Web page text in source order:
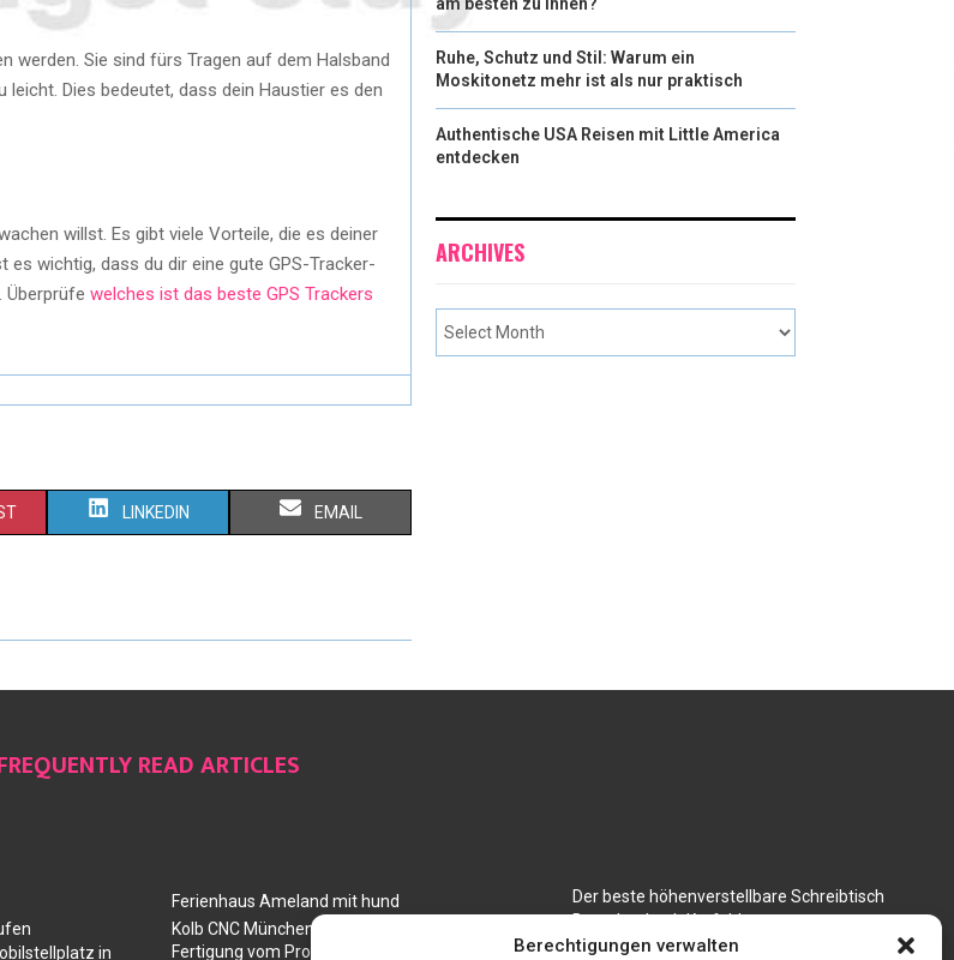
Berechtigungen verwalten
werden. Sie sind fürs Tragen auf dem Halsband
Dies bedeutet, dass dein Haustier es den
willst. Es gibt viele Vorteile, die es deiner
wichtig, dass du dir eine gute GPS-Tracker-
Überprüfe welches ist das beste GPS Trackers
LINKEDIN EMAIL
Ruhe, Schutz und Stil: Warum ein
Moskitonetz mehr ist als nur praktisch
Authentische USA Reisen mit Little America
entdecken
ARCHIVES
READ ARTICLES
in
Ferienhaus Ameland mit hund
Kolb CNC München: Ihr Partner für CNC
Fertigung vom Prototyp über die
Der beste höhenverstellbare Schreibtisch
Branchenbuch Krefeld